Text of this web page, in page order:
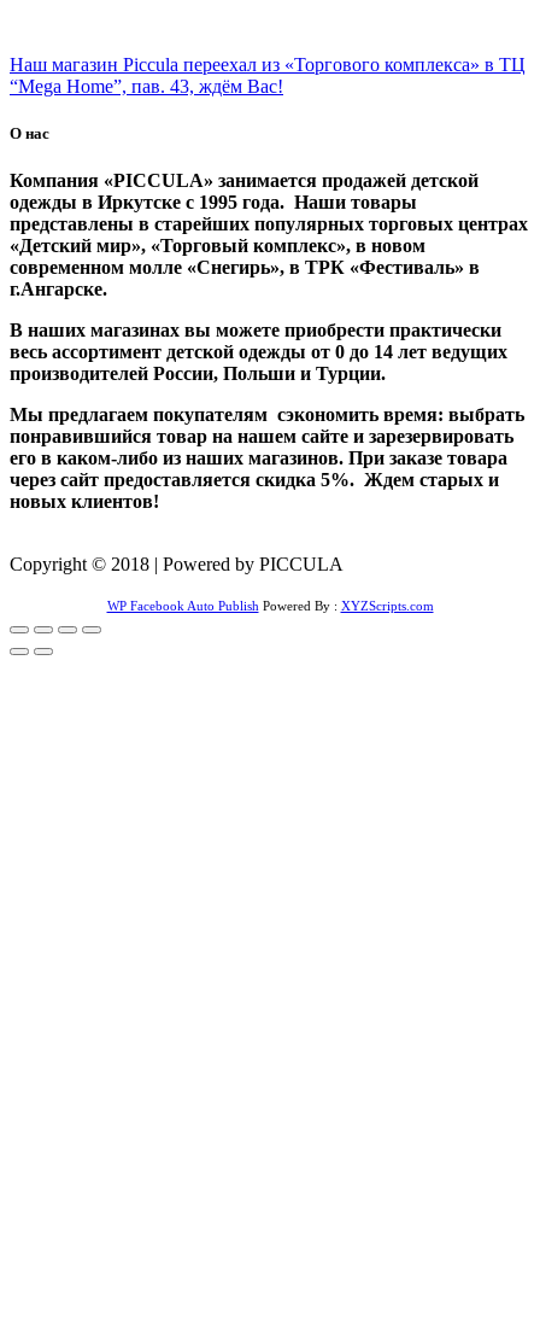
Наш магазин Piccula переехал из «Торгового комплекса» в ТЦ
“Mega Home”, пав. 43, ждём Вас!
О нас
Компания «PICCULA» занимается продажей детской
одежды в Иркутске с 1995 года. Наши товары
представлены в старейших популярных торговых центрах
«Детский мир», «Торговый комплекс», в новом
современном молле «Снегирь», в ТРК «Фестиваль» в
г.Ангарске.
В наших магазинах вы можете приобрести практически
весь ассортимент детской одежды от 0 до 14 лет ведущих
производителей России, Польши и Турции.
Мы предлагаем покупателям сэкономить время: выбрать
понравившийся товар на нашем сайте и зарезервировать
его в каком-либо из наших магазинов. При заказе товара
через сайт предоставляется скидка 5%. Ждем старых и
новых клиентов!
Copyright © 2018 | Powered by PICCULA
WP Facebook Auto Publish Powered By : XYZScripts.com